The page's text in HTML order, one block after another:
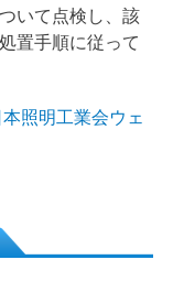
いて点検し、該
置手順に従って
照明工業会ウェ